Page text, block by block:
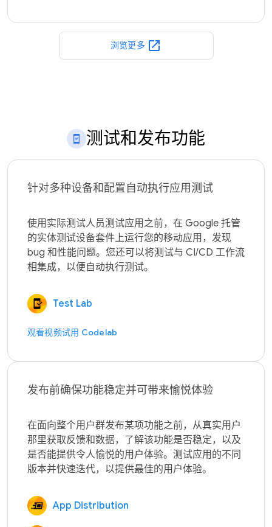
浏览更多 open_in_new
测试和发布功能
针对多种设备和配置自动执行应用测试
使用实际测试人员测试应用之前，在 Google 托管
的实体测试设备套件上运行您的移动应用，发现
bug 和性能问题。您还可以将测试与 CI/CD 工作流
Test Lab
观看视频试用 Codelab
发布前确保功能稳定并可带来愉悦体验
在面向整个用户群发布某项功能之前，从真实用户
那里获取反馈和数据，了解该功能是否稳定，以及
是否能提供令人愉悦的用户体验。测试应用的不同
App Distribution